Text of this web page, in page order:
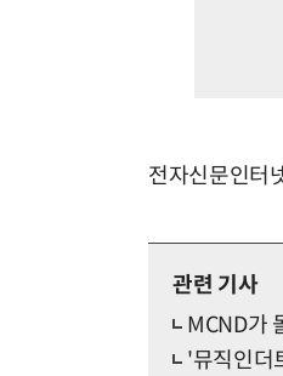
전자신문인
관련 기사
MCND가
'뮤직인더